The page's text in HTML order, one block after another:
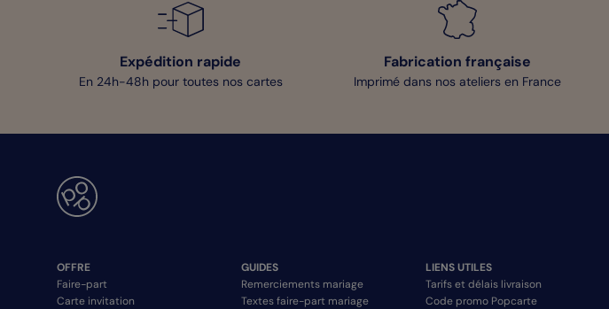
Expédition rapide
En 24h-48h pour toutes nos cartes
Fabrication française
Imprimé dans nos ateliers en France
OFFRE
Faire-part
Carte invitation
GUIDES
Remerciements mariage
Textes faire-part mariage
LIENS UTILES
Tarifs et délais livraison
Code promo Popcarte